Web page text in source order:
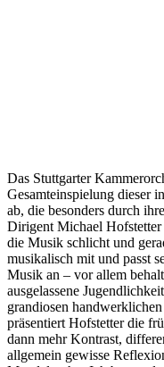
Das Stuttgarter
Gesamteinspielung dieser
ab, die besonders durch
Dirigent Michael Hofstetter
die Musik schlicht und
musikalisch mit und passt
Musik an – vor allem
ausgelassene
grandiosen
präsentiert Hofstetter die
dann mehr Kontrast,
allgemein gewisse